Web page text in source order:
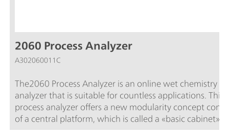
2060 Process Analyzer
A302060011C
The2060 Process Analyzer is an online wet chemistry
analyzer that is suitable for countless applications. This
process analyzer offers a new modularity concept
of a central platform, which is called a «basic
basic cabinet consists of two parts. The upper part